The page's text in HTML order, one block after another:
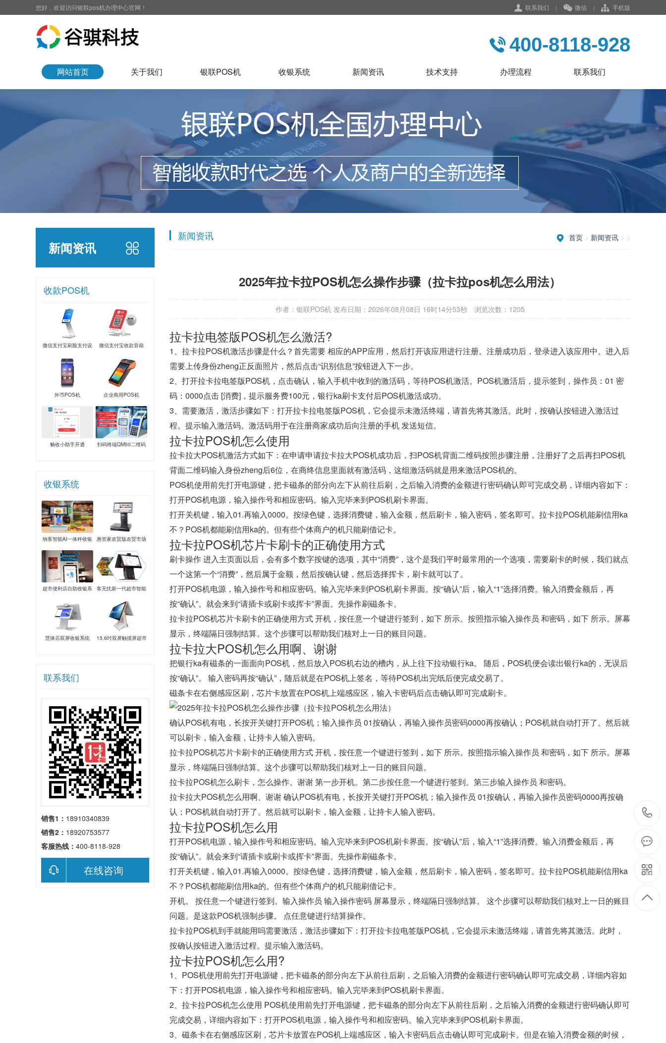
联系我们 | 微信 | 手机版
您好，欢迎访问银联pos机办理中心官网！
400-8118-928
网站首页 关于我们 银联POS机 收银系统 新闻资讯 技术支持 办理流程 联系我们
新闻资讯
收款POS机
微信支付宝刷脸支付设
备
微信支付宝收款音箱
外币POS机 企业商用POS机
畅收小助手开通
扫码终端QM50二维码
收银系统
纳客智能AI一体秤收银
系统
惠管家农贸版农贸市场
收银系统
超市便利店自助收银系
客无忧新一代超市智能
安卓系统
慧徕店双屏收银系统
15.6吋双屏触摸屏超市
联系我们
销售1： 18910340839
销售2： 18920753577
客服热线： 400-8118-928
在线咨询
首页 > 新闻资讯 > >
新闻资讯
2025年拉卡拉POS机怎么操作步骤（拉卡拉pos机怎么用法）
作者：银联POS机 发布日期： 2026年08月08日 16时14分53秒 浏览次数：1205
拉卡拉电签版POS机怎么激活?
1、拉卡拉POS机激活步骤是什么？首先需要 相应的APP应用，然后打开该应用进行注册。注册成功后，登录进入该应用中。进入后
需要上传身份zheng正反面照片，然后点击“识别信息”按钮进入下一步。
2、打开拉卡拉电签版POS机，点击确认，输入手机中收到的激活码，等待POS机激活。POS机激活后，提示签到，操作员：01 密
码：0000点击 [消费]，提示服务费100元，银行ka刷卡支付后POS机激活成功。
3、需要激活，激活步骤如下：打开拉卡拉电签版POS机，它会提示未激活终端，请首先将其激活。此时，按确认按钮进入激活过
程。提示输入激活码。激活码用于在注册商家成功后向注册的手机 发送短信。
拉卡拉POS机怎么使用
拉卡拉大POS机激活方式如下：在申请申请拉卡拉大POS机成功后，扫POS机背面二维码按照步骤注册，注册好了之后再扫POS机
背面二维码输入身份zheng后6位，在商终信息里面就有激活码，这组激活码就是用来激活POS机的。
POS机使用前先打开电源键，把卡磁条的部分向左下从前往后刷，之后输入消费的金额进行密码确认即可完成交易，详细内容如下：
打开POS机电源，输入操作号和相应密码。输入完毕来到POS机刷卡界面。
打开关机键，输入01.再输入0000。按绿色键，选择消费键，输入金额，然后刷卡，输入密码，签名即可。拉卡拉POS机能刷信用ka
不？POS机都能刷信用ka的。但有些个体商户的机只能刷借记卡。
拉卡拉POS机芯片卡刷卡的正确使用方式
刷卡操作 进入主页面以后，会有多个数字按键的选项，其中“消费”，这个是我们平时最常用的一个选项，需要刷卡的时候，我们就点
一个这第一个“消费”，然后属于金额，然后按确认键，然后选择挥卡，刷卡就可以了。
打开POS机电源，输入操作号和相应密码。输入完毕来到POS机刷卡界面。按“确认”后，输入“1”选择消费。输入消费金额后，再
按“确认”。就会来到“请插卡或刷卡或挥卡”界面。先操作刷磁条卡。
拉卡拉POS机芯片卡刷卡的正确使用方式 开机，按任意一个键进行签到，如下 所示。按照指示输入操作员 和密码，如下 所示。屏幕
显示，终端隔日强制结算。这个步骤可以帮助我们核对上一日的账目问题。
拉卡拉大POS机怎么用啊、谢谢
把银行ka有磁条的一面面向POS机，然后放入POS机右边的槽内，从上往下拉动银行ka。 随后，POS机便会读出银行ka的，无误后
按“确认”。 输入密码再按“确认”，随后就是在POS机上签名，等待POS机出完纸后便完成交易了。
磁条卡在右侧感应区刷，芯片卡放置在POS机上端感应区，输入卡密码后点击确认即可完成刷卡。
确认POS机有电，长按开关键打开POS机；输入操作员 01按确认，再输入操作员密码0000再按确认；POS机就自动打开了。然后就
可以刷卡，输入金额，让持卡人输入密码。
拉卡拉POS机芯片卡刷卡的正确使用方式 开机，按任意一个键进行签到，如下 所示。按照指示输入操作员 和密码，如下 所示。屏幕
显示，终端隔日强制结算。这个步骤可以帮助我们核对上一日的账目问题。
拉卡拉POS机怎么刷卡，怎么操作。谢谢 第一步开机。第二步按任意一个键进行签到。第三步输入操作员 和密码。
拉卡拉大POS机怎么用啊、谢谢 确认POS机有电，长按开关键打开POS机；输入操作员 01按确认，再输入操作员密码0000再按确
认；POS机就自动打开了。然后就可以刷卡，输入金额，让持卡人输入密码。
拉卡拉POS机怎么用
打开POS机电源，输入操作号和相应密码。输入完毕来到POS机刷卡界面。按“确认”后，输入“1”选择消费。输入消费金额后，再
按“确认”。就会来到“请插卡或刷卡或挥卡”界面。先操作刷磁条卡。
打开关机键，输入01.再输入0000。按绿色键，选择消费键，输入金额，然后刷卡，输入密码，签名即可。拉卡拉POS机能刷信用ka
不？POS机都能刷信用ka的。但有些个体商户的机只能刷借记卡。
开机。 按任意一个键进行签到。输入操作员 输入操作密码 屏幕显示，终端隔日强制结算。 这个步骤可以帮助我们核对上一日的账目
问题。是这款POS机强制步骤。 点任意键进行结算操作。
拉卡拉POS机到手就能用吗需要激活，激活步骤如下：打开拉卡拉电签版POS机，它会提示未激活终端，请首先将其激活。此时，
按确认按钮进入激活过程。提示输入激活码。
拉卡拉POS机怎么用?
1、POS机使用前先打开电源键，把卡磁条的部分向左下从前往后刷，之后输入消费的金额进行密码确认即可完成交易，详细内容如
下：打开POS机电源，输入操作号和相应密码。输入完毕来到POS机刷卡界面。
2、拉卡拉POS机怎么使用 POS机使用前先打开电源键，把卡磁条的部分向左下从前往后刷，之后输入消费的金额进行密码确认即可
完成交易，详细内容如下：打开POS机电源，输入操作号和相应密码。输入完毕来到POS机刷卡界面。
3、磁条卡在右侧感应区刷，芯片卡放置在POS机上端感应区，输入卡密码后点击确认即可完成刷卡。但是在输入消费金额的时候，